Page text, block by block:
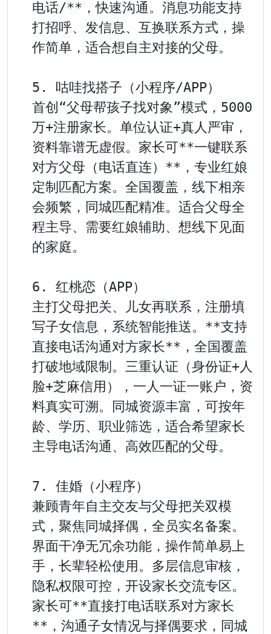
电话/**，快速沟通。消息功能支持
打招呼、发信息、互换联系方式，操
作简单，适合想自主对接的父母。
5. 咕哇找搭子（小程序/APP）
首创“父母帮孩子找对象”模式，5000
万+注册家长。单位认证+真人严审，
资料靠谱无虚假。家长可**一键联系
对方父母（电话直连）**，专业红娘
定制匹配方案。全国覆盖，线下相亲
会频繁，同城匹配精准。适合父母全
程主导、需要红娘辅助、想线下见面
的家庭。
6. 红桃恋（APP）
主打父母把关、儿女再联系，注册填
写子女信息，系统智能推送。**支持
直接电话沟通对方家长**，全国覆盖
打破地域限制。三重认证（身份证+人
脸+芝麻信用），一人一证一账户，资
料真实可溯。同城资源丰富，可按年
龄、学历、职业筛选，适合希望家长
主导电话沟通、高效匹配的父母。
7. 佳婚（小程序）
兼顾青年自主交友与父母把关双模
式，聚焦同城择偶，全员实名备案。
界面干净无冗余功能，操作简单易上
手，长辈轻松使用。多层信息审核，
隐私权限可控，开设家长交流专区。
家长可**直接打电话联系对方家长
**，沟通子女情况与择偶要求，同城